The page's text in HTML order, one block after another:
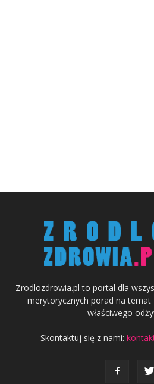
Zrodlozdrowia.pl to portal dla
merytorycznych porad na temat
właściwego
Skontaktuj się z nami: